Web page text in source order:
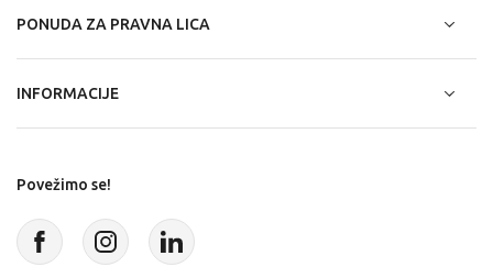
PONUDA ZA PRAVNA LICA
INFORMACIJE
Povežimo se!